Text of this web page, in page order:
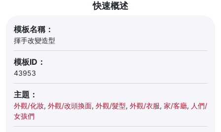
快速概述
模板名稱：
揮手改變造型
模板ID：
43953
主題：
外觀/化妝, 外觀/改頭換面, 外觀/髮型, 外觀/衣服, 家/客廳, 人們/
女孩們